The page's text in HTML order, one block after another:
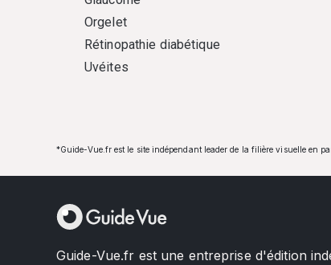
Orgelet
Rétinopathie diabétique
Uvéites
*Guide-Vue.fr est le site indépendant leader de la filière visuelle en
Guide-Vue.fr est une entreprise d'édition